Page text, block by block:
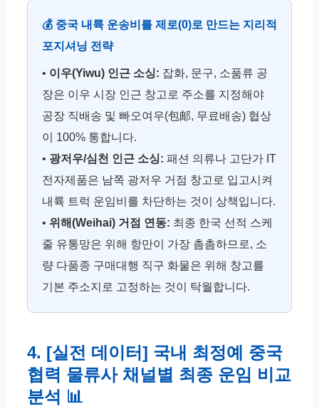
💰 중국 내륙 운송비를 제로(0)로 만드는 지리적
포지셔닝 전략
• 이우(Yiwu) 인근 소싱: 잡화, 문구, 소품류 공
장은 이우 시장 인근 창고로 주소를 지정해야
공장 직배송 및 빠오여우(包邮, 무료배송) 협상
이 100% 통합니다.
• 광저우/심천 인근 소싱: 패션 의류나 고단가 IT
전자제품은 남쪽 광저우 거점 창고로 입고시켜
내륙 트럭 운임비를 차단하는 것이 상책입니다.
• 위해(Weihai) 거점 연동: 최종 한국 선적 스케
줄 유통망은 위해 항만이 가장 촘촘하므로, 소
량 다품종 구매대행 직구 화물은 위해 창고를
기본 주소지로 고정하는 것이 탁월합니다.
4. [실전 데이터] 국내 최정예 중국
협력 물류사 채널별 최종 운임 비교
분석 📊